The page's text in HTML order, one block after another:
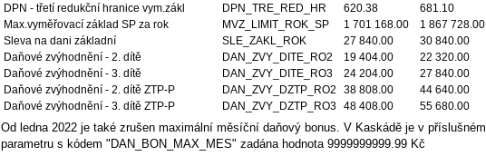
DPN - třetí redukční hranice vym.zákl
DPN_TRE_RED_HR 620.38
681.10
Max.vyměřovací základ SP za rok
MVZ_LIMIT_ROK_SP 1 701 168.00
1 867 728.00
Sleva na dani základní
SLE_ZAKL_ROK 27 840.00
30 840.00
Daňové zvýhodnění - 2. dítě
DAN_ZVY_DITE_RO2 19 404.00
22 320.00
Daňové zvýhodnění - 3. dítě
DAN_ZVY_DITE_RO3 24 204.00
27 840.00
Daňové zvýhodnění - 2. dítě ZTP-P
DAN_ZVY_DZTP_RO2 38 808.00
44 640.00
Daňové zvýhodnění - 3. dítě ZTP-P
DAN_ZVY_DZTP_RO3 48 408.00 55 680.00
Od ledna 2022 je také zrušen maximální měsíční daňový bonus. V Kaskádě je v příslušném
parametru s kódem "DAN_BON_MAX_MES" zadána hodnota 9999999999.99 Kč